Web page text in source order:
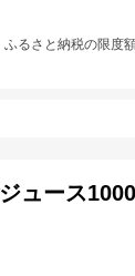
ふるさと納税の限度
ュース